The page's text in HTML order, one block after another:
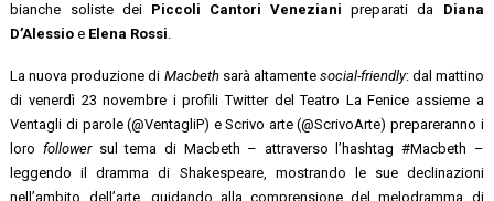
bianche soliste dei Piccoli Cantori Veneziani preparati da Diana
D’Alessio e Elena Rossi
La nuova produzione di Macbethsarà altamente social-friendly: dal mattino
di venerdì 23 novembre i profili Twitter del Teatro La Fenice assieme a
Ventagli di parole (@VentagliP) e Scrivo arte (@ScrivoArte) prepareranno i
lorofollowersul tema di Macbeth – attraverso l’hashtag #Macbeth –
leggendo il dramma di Shakespeare, mostrando le sue declinazioni
nell’ambito dell’arte, guidando alla comprensione del melodramma di